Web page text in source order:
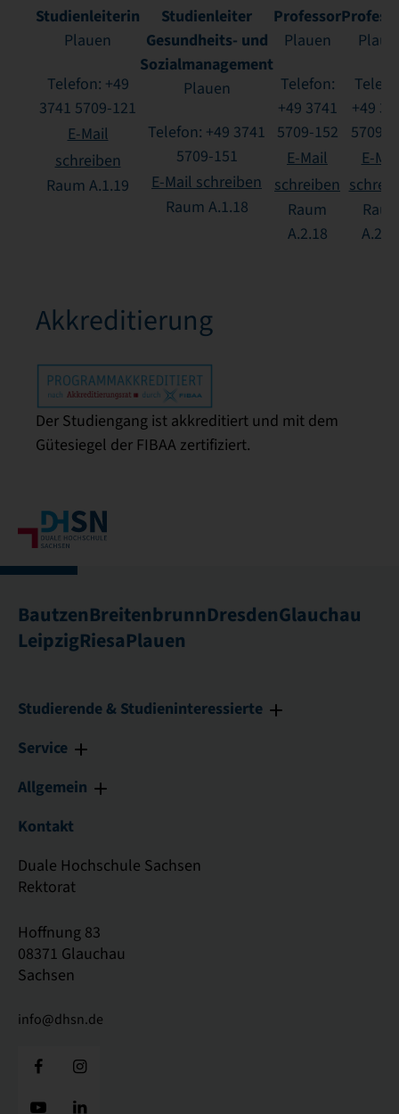
Studienleiterin
Plauen
Telefon: +49
3741 5709-121
E-Mail
schreiben
Raum A.1.19
Studienleiter
Gesundheits- und
Sozialmanagement
Plauen
Telefon: +49 3741
5709-151
E-Mail schreiben
Raum A.1.18
Professor
Plauen
Telefon:
+49 3741
5709-152
E-Mail
schreiben
Raum
A.2.18
+49
5709-
E-
Akkreditierung
Der Studiengang ist akkreditiert und mit dem
Gütesiegel der FIBAA zertifiziert.
BautzenBreitenbrunnDresdenGlauchau
LeipzigRiesaPlauen
Studierende & Studieninteressierte
Service
Allgemein
Kontakt
Duale Hochschule Sachsen
Rektorat
Hoffnung 83
08371 Glauchau
Sachsen
info@dhsn.de